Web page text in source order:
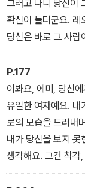
임을 확인한다. 그리
하기에 이른다.
그러고 나니 당신이
확신이 들더군요. 레
당신은 바로 그 사람
은 진짜였어요. 난
P.177
이봐요, 에미, 당신
유일한 여자예요. 내
로의 모습을 드러내
내가 당신을 보지 못
생각해요. 그건 착각
때면 당신을 내 곁에